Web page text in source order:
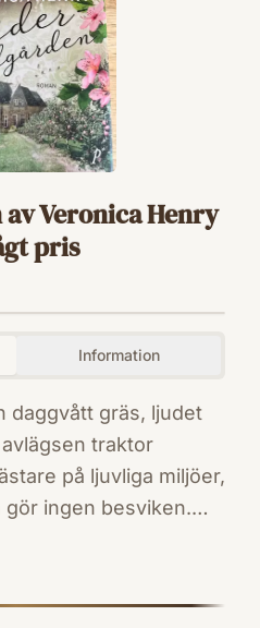
Veronica Henry
pris
Information
daggvått gräs, ljudet
traktor
på ljuvliga miljöer,
ingen besviken.
ett hem och en
familjen Culbone,